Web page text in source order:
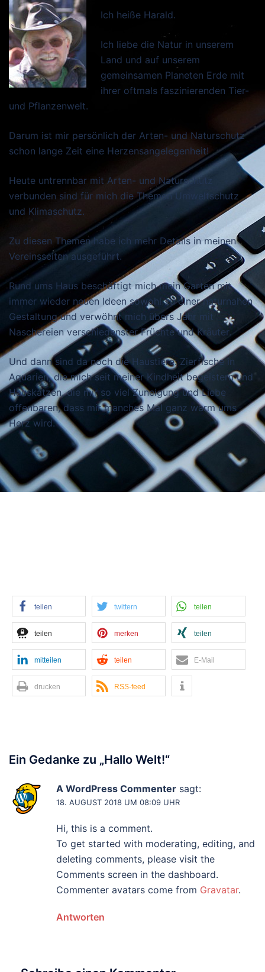
Ich heiße Harald.
Ich liebe die Natur in unserem
Land und auf unserem
gemeinsamen Planeten Erde mit
ihrer oftmals faszinierenden Tier-
und Pflanzenwelt.
Darum ist mir persönlich der Arten- und Naturschutz
schon lange Zeit eine Herzensangelegenheit!
Heute untrennbar mit Arten- und Naturschutz
verbunden sind für mich die Themen Umweltschutz
und Klimaschutz.
Zu diesen Themen habe ich mehr Details in meinen
Vereinsseiten ausgeführt.
Rund ums Haus beschäftigt mich mein Garten mit
immer wieder neuen Ideen sowohl zu einer naturnahen
Gestaltung und verwöhnt mich übers Jahr mit
Naschereien verschiedenster Früchte und Kräuter.
Und dann sind da noch die Haustiere: Zierfische in
Aquarien, die mich seit meiner Kindheit begeistern und
Hauskatzen, die mir so viel Zuneigung und Liebe
offenbaren, dass mir manches Mal ganz warm ums
Herz wird.
teilen twittern teilen
teilen merken teilen
mitteilen teilen E-Mail
drucken RSS-feed
Ein Gedanke zu „Hallo Welt!“
A WordPress Commenter sagt:
18. AUGUST 2018 UM 08:09 UHR
Hi, this is a comment.
To get started with moderating, editing, and
deleting comments, please visit the
Comments screen in the dashboard.
Commenter avatars come from Gravatar.
Antworten